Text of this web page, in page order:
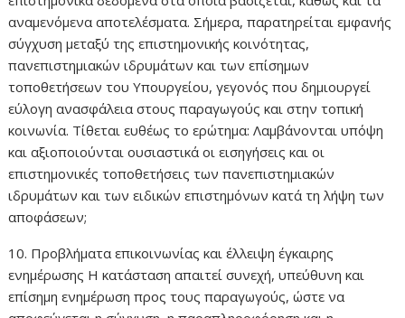
αναμενόμενα αποτελέσματα. Σήμερα, παρατηρείται εμφανής
σύγχυση μεταξύ της επιστημονικής κοινότητας,
πανεπιστημιακών ιδρυμάτων και των επίσημων
τοποθετήσεων του Υπουργείου, γεγονός που δημιουργεί
εύλογη ανασφάλεια στους παραγωγούς και στην τοπική
κοινωνία. Τίθεται ευθέως το ερώτημα: Λαμβάνονται υπόψη
και αξιοποιούνται ουσιαστικά οι εισηγήσεις και οι
επιστημονικές τοποθετήσεις των πανεπιστημιακών
ιδρυμάτων και των ειδικών επιστημόνων κατά τη λήψη των
αποφάσεων;
10. Προβλήματα επικοινωνίας και έλλειψη έγκαιρης
ενημέρωσης Η κατάσταση απαιτεί συνεχή, υπεύθυνη και
επίσημη ενημέρωση προς τους παραγωγούς, ώστε να